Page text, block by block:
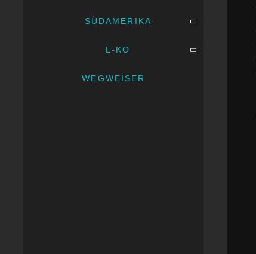
SÜDAMERIKA
L-KO
WEGWEISER